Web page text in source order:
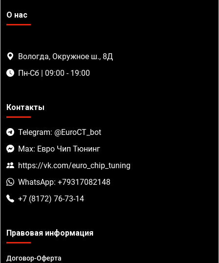
О нас
Вологда, Окружное ш., 8Д
Пн-Сб | 09:00 - 19:00
Контакты
Telegram: @EuroCT_bot
Max: Евро Чип Тюнинг
https://vk.com/euro_chip_tuning
WhatsApp: +79317082148
+7 (8172) 76-73-14
Правовая информация
Договор-Оферта